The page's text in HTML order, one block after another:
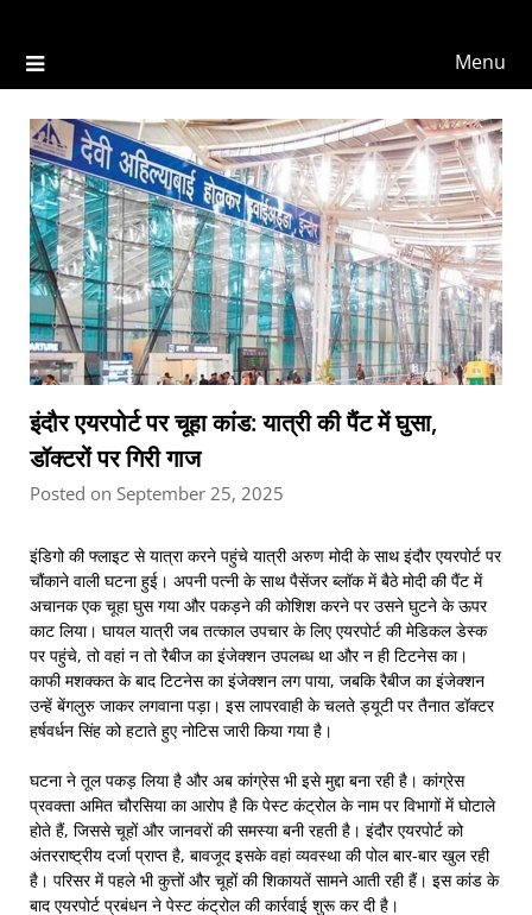
Menu
इंदौर एयरपोर्ट पर चूहा कांड: यात्री की पैंट में घुसा,
डॉक्टरों पर गिरी गाज
Posted on September 25, 2025
इंडिगो की फ्लाइट से यात्रा करने पहुंचे यात्री अरुण मोदी के साथ इंदौर एयरपोर्ट पर
चौंकाने वाली घटना हुई। अपनी पत्नी के साथ पैसेंजर ब्लॉक में बैठे मोदी की पैंट में
अचानक एक चूहा घुस गया और पकड़ने की कोशिश करने पर उसने घुटने के ऊपर
काट लिया। घायल यात्री जब तत्काल उपचार के लिए एयरपोर्ट की मेडिकल डेस्क
पर पहुंचे, तो वहां न तो रैबीज का इंजेक्शन उपलब्ध था और न ही टिटनेस का।
काफी मशक्कत के बाद टिटनेस का इंजेक्शन लग पाया, जबकि रैबीज का इंजेक्शन
उन्हें बेंगलुरु जाकर लगवाना पड़ा। इस लापरवाही के चलते ड्यूटी पर तैनात डॉक्टर
हर्षवर्धन सिंह को हटाते हुए नोटिस जारी किया गया है।
घटना ने तूल पकड़ लिया है और अब कांग्रेस भी इसे मुद्दा बना रही है। कांग्रेस
प्रवक्ता अमित चौरसिया का आरोप है कि पेस्ट कंट्रोल के नाम पर विभागों में घोटाले
होते हैं, जिससे चूहों और जानवरों की समस्या बनी रहती है। इंदौर एयरपोर्ट को
अंतरराष्ट्रीय दर्जा प्राप्त है, बावजूद इसके वहां व्यवस्था की पोल बार-बार खुल रही
है। परिसर में पहले भी कुत्तों और चूहों की शिकायतें सामने आती रही हैं। इस कांड के
बाद एयरपोर्ट प्रबंधन ने पेस्ट कंट्रोल की कार्रवाई शुरू कर दी है।